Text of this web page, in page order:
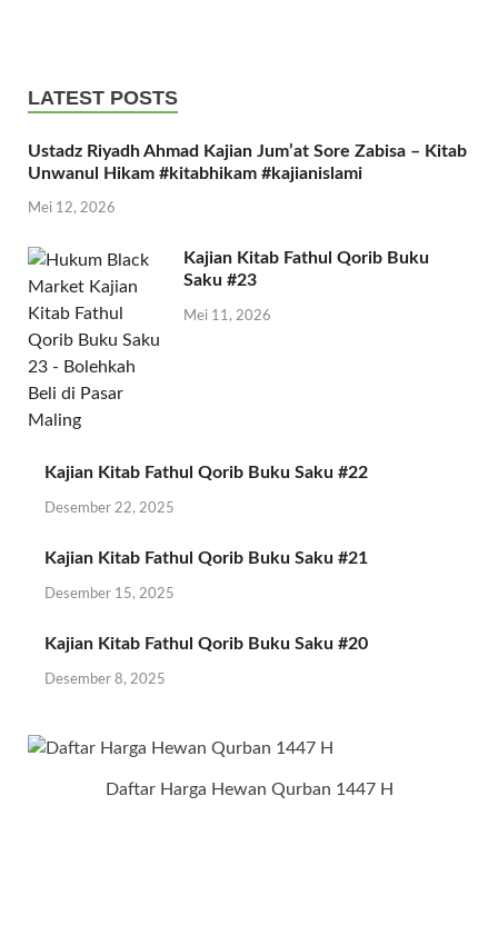
LATEST POSTS
Ustadz Riyadh Ahmad Kajian Jum’at Sore Zabisa – Kitab
Unwanul Hikam #kitabhikam #kajianislami
Mei 12, 2026
Kajian Kitab Fathul Qorib Buku
Saku #23
Mei 11, 2026
Kajian Kitab Fathul Qorib Buku Saku #22
Desember 22, 2025
Kajian Kitab Fathul Qorib Buku Saku #21
Desember 15, 2025
Kajian Kitab Fathul Qorib Buku Saku #20
Desember 8, 2025
Daftar Harga Hewan Qurban 1447 H